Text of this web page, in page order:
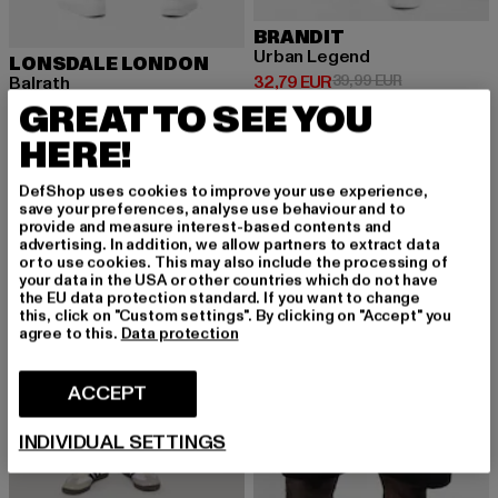
LONSDALE LONDON
Balrath
45,89 EUR
Prix courant: 45,89 EUR
50,99 EURPrix en promotion: 50,99 EUR
BRANDIT
Urban Legend
32,79 EUR
Prix courant: 32,79 EUR
39,99 EURPrix en
-12% -10%
GREAT TO SEE YOU
HERE!
DefShop uses cookies to improve your use experience,
save your preferences, analyse use behaviour and to
provide and measure interest-based contents and
advertising. In addition, we allow partners to extract data
or to use cookies. This may also include the processing of
your data in the USA or other countries which do not have
the EU data protection standard. If you want to change
this, click on "Custom settings". By clicking on "Accept" you
agree to this. Data protection
ACCEPT
INDIVIDUAL SETTINGS